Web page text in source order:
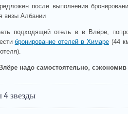
после выполнения
визы Албании
подходящий отель в в Влёре,
бронирование отелей в Химаре(44
надо самостоятельно,
звезды